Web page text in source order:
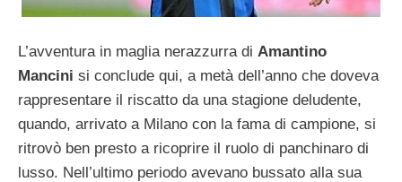
L’avventura in maglia nerazzurra di Amantino
Mancini si conclude qui, a metà dell’anno che doveva
rappresentare il riscatto da una stagione deludente,
quando, arrivato a Milano con la fama di campione, si
ritrovò ben presto a ricoprire il ruolo di panchinaro di
lusso. Nell’ultimo periodo avevano bussato alla sua